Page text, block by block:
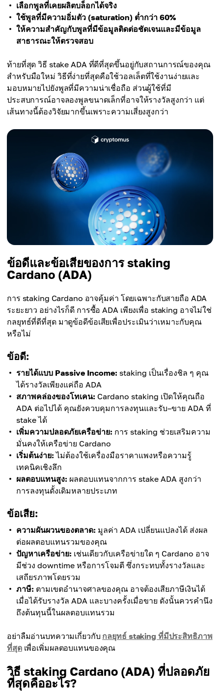
เลือกพูลที่เคยผลิตบล็อกได้จริง
ใช้พูลที่มีความอิ่มตัว (saturation) ต่ำกว่า 60%
ให้ความสำคัญกับพูลที่มีข้อมูลติดต่อชัดเจนและมีข้อมูล
สาธารณะให้ตรวจสอบ
ท้ายที่สุด วิธี stake ADA ที่ดีที่สุดขึ้นอยู่กับสถานการณ์ของคุณ
สำหรับมือใหม่ วิธีที่ง่ายที่สุดคือใช้วอลเล็ตที่ใช้งานง่ายและ
มอบหมายไปยังพูลที่มีความน่าเชื่อถือ ส่วนผู้ใช้ที่มี
ประสบการณ์อาจลองพูลขนาดเล็กที่อาจให้รางวัลสูงกว่า แต่
เส้นทางนี้ต้องวิจัยมากขึ้นเพราะความเสี่ยงสูงกว่า
ข้อดีและข้อเสียของการ staking
Cardano (ADA)
การ staking Cardano อาจคุ้มค่า โดยเฉพาะกับสายถือ ADA
ระยะยาว อย่างไรก็ดี การซื้อ ADA เพียงเพื่อ staking อาจไม่ใช่
กลยุทธ์ที่ดีที่สุด มาดูข้อดีข้อเสียเพื่อประเมินว่าเหมาะกับคุณ
หรือไม่
ข้อดี:
รายได้แบบ Passive Income: staking เป็นเรื่องชิล ๆ คุณ
ได้รางวัลเพียงแค่ถือ ADA
สภาพคล่องของโทเคน: Cardano staking เปิดให้คุณถือ
ADA ต่อไปได้ คุณยังควบคุมการลงทุนและรับ–ขาย ADA ที่
stake ได้
เพิ่มความปลอดภัยเครือข่าย: การ staking ช่วยเสริมความ
มั่นคงให้เครือข่าย Cardano
เริ่มต้นง่าย: ไม่ต้องใช้เครื่องมือราคาแพงหรือความรู้
เทคนิคเชิงลึก
ผลตอบแทนสูง: ผลตอบแทนจากการ stake ADA สูงกว่า
การลงทุนดั้งเดิมหลายประเภท
ข้อเสีย:
ความผันผวนของตลาด: มูลค่า ADA เปลี่ยนแปลงได้ ส่งผล
ต่อผลตอบแทนรวมของคุณ
ปัญหาเครือข่าย: เช่นเดียวกับเครือข่ายใด ๆ Cardano อาจ
มีช่วง downtime หรือการโจมตี ซึ่งกระทบทั้งรางวัลและ
เสถียรภาพโดยรวม
ภาษี: ตามเขตอำนาจศาลของคุณ อาจต้องเสียภาษีเงินได้
เมื่อได้รับรางวัล ADA และบางครั้งเมื่อขาย ดังนั้นควรคำนึง
ถึงต้นทุนนี้ในผลตอบแทนรวม
อย่าลืมอ่านบทความเกี่ยวกับ กลยุทธ์ staking ที่มีประสิทธิภาพ
ที่สุดเพื่อเพิ่มผลตอบแทนของคุณ
วิธี staking Cardano (ADA) ที่ปลอดภัย
ที่สุดคืออะไร?